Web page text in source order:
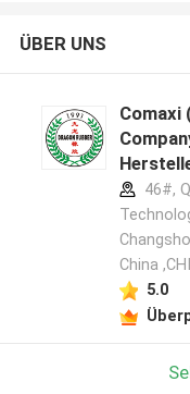
ÜBER UNS
Comaxi
46#,
China
5.0